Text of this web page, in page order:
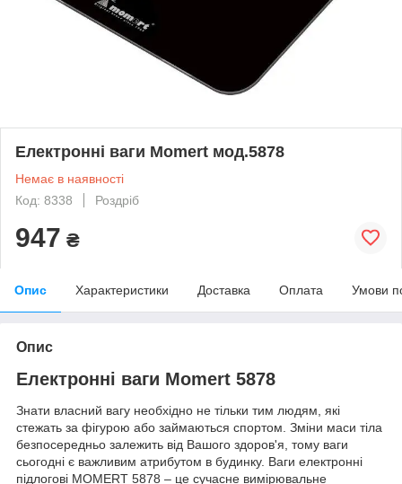
Електронні ваги Momert мод.5878
Немає в наявності
Код: 8338
Роздріб
947 ₴
Опис Характеристики Доставка Оплата Умови
Опис
Електронні ваги Momert 5878
Знати власний вагу необхідно не тільки тим людям, які
стежать за фігурою або займаються спортом. Зміни маси тіла
безпосередньо залежить від Вашого здоров'я, тому ваги
сьогодні є важливим атрибутом в будинку. Ваги електронні
підлогові MOMERT 5878 – це сучасне вимірювальне